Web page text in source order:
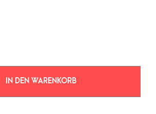
IN DEN WARENKORB